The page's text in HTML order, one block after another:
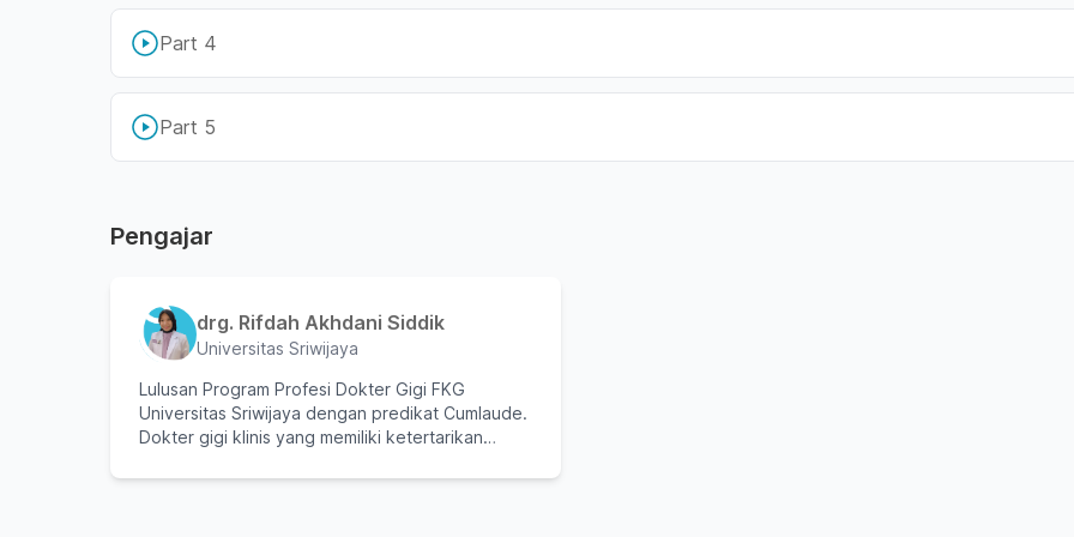
Part 4
Part 5
Pengajar
drg. Rifdah Akhdani Siddik
Universitas Sriwijaya
Lulusan Program Profesi Dokter Gigi FKG
Universitas Sriwijaya dengan predikat Cumlaude.
Dokter gigi klinis yang memiliki ketertarikan
dunia pendidikan kedokteran gigi. Selain aktif di